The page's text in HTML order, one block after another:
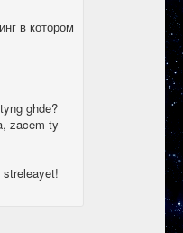
в котором
ghde?
zacem ty